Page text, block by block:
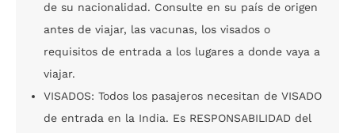
de su nacionalidad. Consulte en su país de origen
antes de viajar, las vacunas, los visados o
requisitos de entrada a los lugares a donde vaya a
viajar.
VISADOS: Todos los pasajeros necesitan de VISADO
de entrada en la India. Es RESPONSABILIDAD del